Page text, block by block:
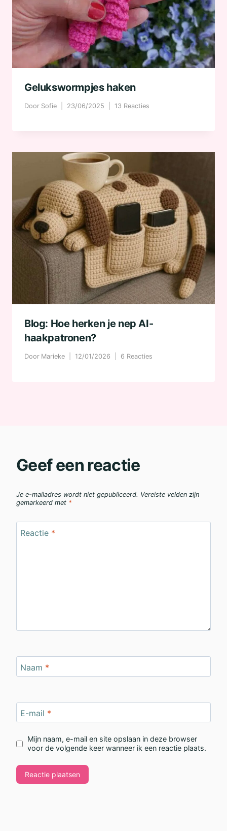
Gelukswormpjes haken
Door Sofie 23/06/2025 13 Reacties
Blog: Hoe herken je nep AI-
haakpatronen?
Door Marieke 12/01/2026 6 Reacties
Geef een reactie
Je e-mailadres wordt niet gepubliceerd. Vereiste velden zijn
gemarkeerd met *
Reactie *
Naam *
E-mail *
Mijn naam, e-mail en site opslaan in deze browser
voor de volgende keer wanneer ik een reactie plaats.